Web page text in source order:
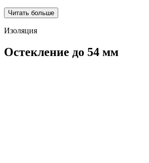
Читать больше
Изоляция
Остекление до 54 мм